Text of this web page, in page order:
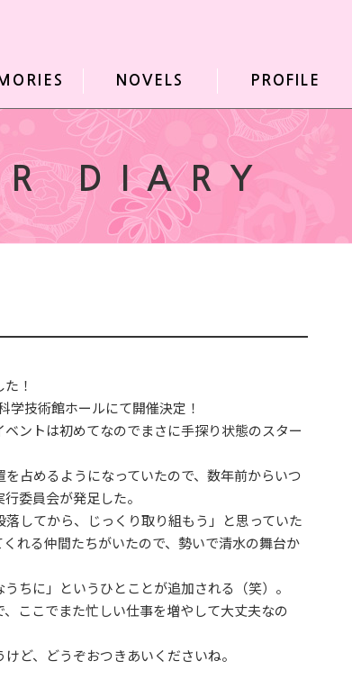
NOVELS PROFILE
DIARY
！
技術館ホールにて開催決定！
ントは初めてなのでまさに手探り状態のスター
占めるようになっていたので、数年前からいつ
委員会が発足した。
してから、じっくり取り組もう」と思っていた
れる仲間たちがいたので、勢いで清水の舞台か
に」というひとことが追加される（笑）。
ここでまた忙しい仕事を増やして大丈夫なの
ど、どうぞおつきあいくださいね。